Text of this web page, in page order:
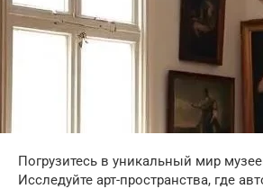
Погрузитесь в уникальный мир
Исследуйте арт-пространства, где